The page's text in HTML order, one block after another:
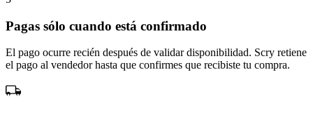
Pagas sólo cuando está confirmado
El pago ocurre recién después de validar disponibilidad. Scry retiene
el pago al vendedor hasta que confirmes que recibiste tu compra.